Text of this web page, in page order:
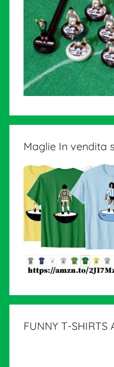
Maglie In vendita
FUNNY T-SHIRTS